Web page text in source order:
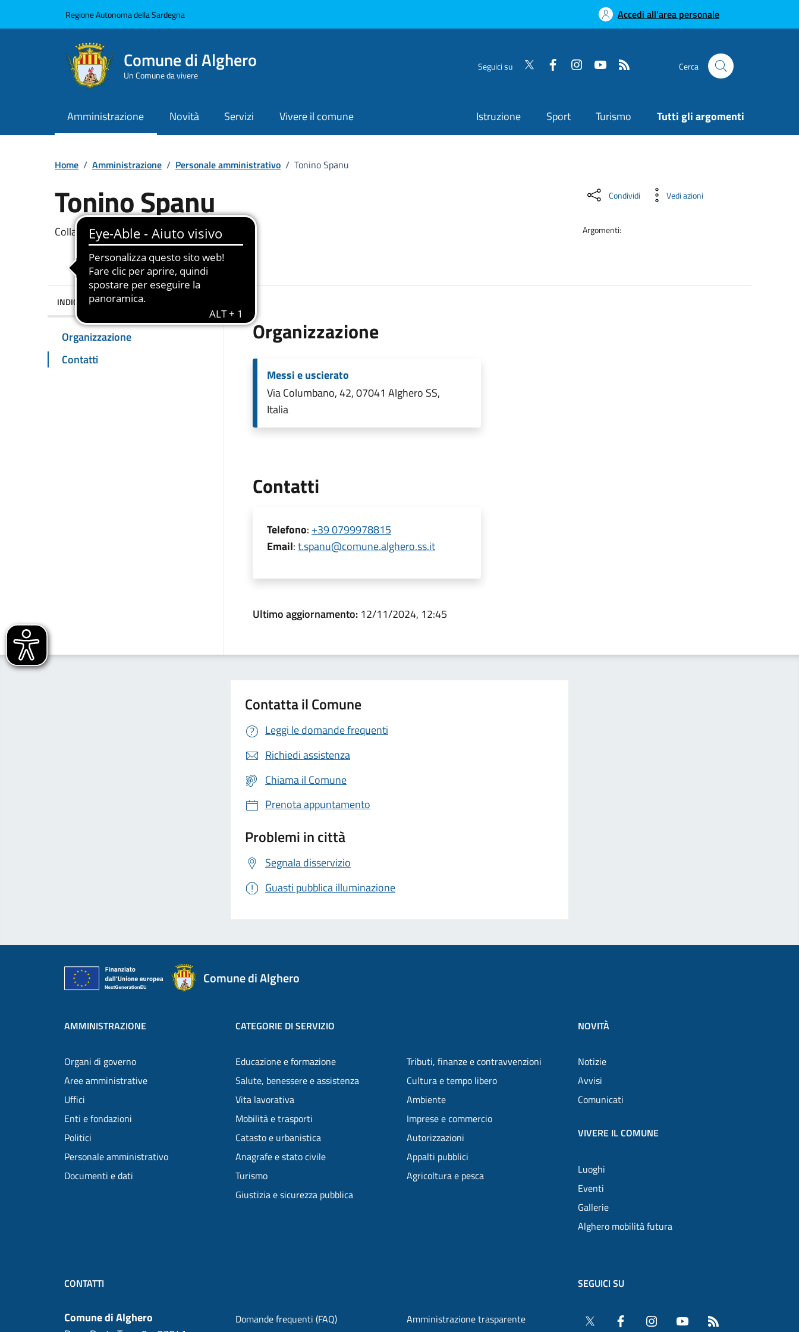
Regione Autonoma della Sardegna Accedi all'area personale
Comune di Alghero
Un Comune da vivere
Seguici su Cerca
Amministrazione Novità Servizi Vivere il comune Istruzione Sport Turismo Tutti gli argomenti
Home / Amministrazione / Personale amministrativo / Tonino Spanu
Tonino Spanu
Dettaglio della persona
Collaboratore Ammnistrativo
Condividi Vedi azioni
Argomenti:
INDICE DELLA PAGINA
Organizzazione
Contatti
Organizzazione
Messi e uscierato
Via Columbano, 42, 07041 Alghero SS,
Italia
Contatti
Telefono: +39 0799978815
Email:t.spanu@comune.alghero.ss.it
Ultimo aggiornamento: 12/11/2024, 12:45
Contatta il Comune
Leggi le domande frequenti
Richiedi assistenza
Chiama il Comune
Prenota appuntamento
Problemi in città
Segnala disservizio
Guasti pubblica illuminazione
Comune di Alghero
AMMINISTRAZIONE
Organi di governo
Aree amministrative
Uffici
Enti e fondazioni
Politici
Personale amministrativo
Documenti e dati
CATEGORIE DI SERVIZIO
Educazione e formazione
Salute, benessere e assistenza
Vita lavorativa
Mobilità e trasporti
Catasto e urbanistica
Anagrafe e stato civile
Turismo
Giustizia e sicurezza pubblica
Tributi, finanze e contravvenzioni
Cultura e tempo libero
Ambiente
Imprese e commercio
Autorizzazioni
Appalti pubblici
Agricoltura e pesca
NOVITÀ
Notizie
Avvisi
Comunicati
VIVERE IL COMUNE
Luoghi
Eventi
Gallerie
Alghero mobilità futura
CONTATTI
Comune di Alghero
Domande frequenti (FAQ)
Amministrazione trasparente
SEGUICI SU
Twitter Facebook InstagramYouTube